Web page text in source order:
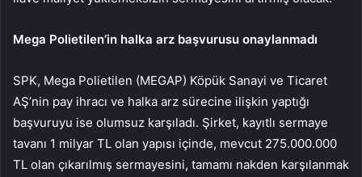
Mega Polietilen’in halka arz başvurusu onaylanmadı
SPK, Mega Polietilen (MEGAP) Köpük Sanayi ve Ticaret
AŞ’nin pay ihracı ve halka arz sürecine ilişkin yaptığı
başvuruyu ise olumsuz karşıladı. Şirket, kayıtlı sermaye
tavanı 1 milyar TL olan yapısı içinde, mevcut 275.000.000
TL olan çıkarılmış sermayesini, tamamı nakden karşılanmak